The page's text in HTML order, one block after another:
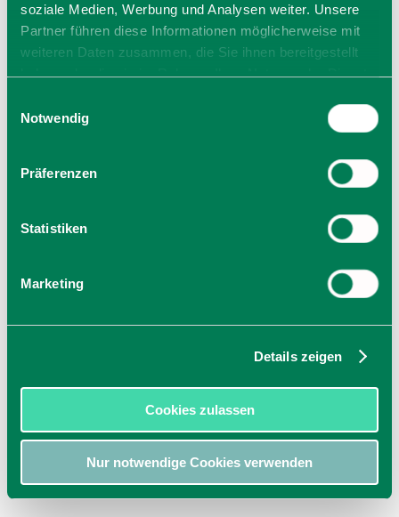
soziale Medien, Werbung und Analysen weiter. Unsere
Partner führen diese Informationen möglicherweise mit
weiteren Daten zusammen, die Sie ihnen bereitgestellt
haben oder die sie im Rahmen Ihrer Nutzung der Dienste
Cookies, wenn Sie unsere Webseite weiterhin nutzen.
Notwendig
Präferenzen
Statistiken
Marketing
Details zeigen
Cookies zulassen
Nur notwendige Cookies verwenden
Veranstalter
Gäste-Information Schliersee
vitalwelt Schliersee / Perfallstr. 4
83727 Schliersee
zur Website